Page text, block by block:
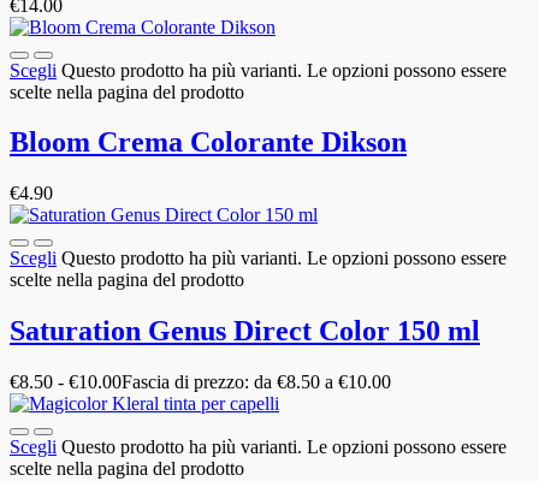
€14.00
Scegli Questo prodotto ha più varianti. Le opzioni possono essere
scelte nella pagina del prodotto
Bloom Crema Colorante Dikson
€4.90
Scegli Questo prodotto ha più varianti. Le opzioni possono essere
scelte nella pagina del prodotto
Saturation Genus Direct Color 150 ml
€8.50 - €10.00Fascia di prezzo: da €8.50 a €10.00
Scegli Questo prodotto ha più varianti. Le opzioni possono essere
scelte nella pagina del prodotto